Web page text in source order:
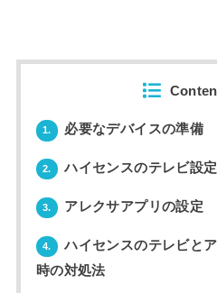
1. 必要なデバイスの準備
2. ハイセンスのテレビ設定
3. アレクサアプリの設定
4.
ハイセンスのテレビと
時の対処法